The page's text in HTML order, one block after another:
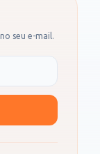
seu e-mail.